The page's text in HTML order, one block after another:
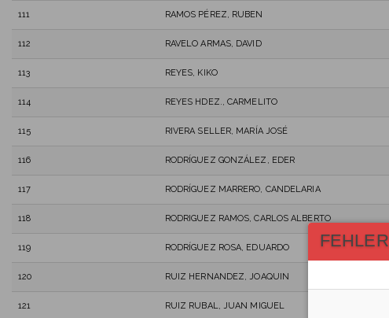
111 RAMOS PÉREZ, RUBEN
112 RAVELO ARMAS, DAVID
113 REYES, KIKO
114 REYES HDEZ., CARMELITO
115 RIVERA SELLER, MARÍA JOSÉ
116 RODRÍGUEZ GONZÁLEZ, EDER
117 RODRÍGUEZ MARRERO, CANDELARIA
118 RODRIGUEZ RAMOS, CARLOS ALBERTO
119 RODRÍGUEZ ROSA, EDUARDO
120 RUIZ HERNANDEZ, JOAQUIN
121 RUIZ RUBAL, JUAN MIGUEL
FEHLER